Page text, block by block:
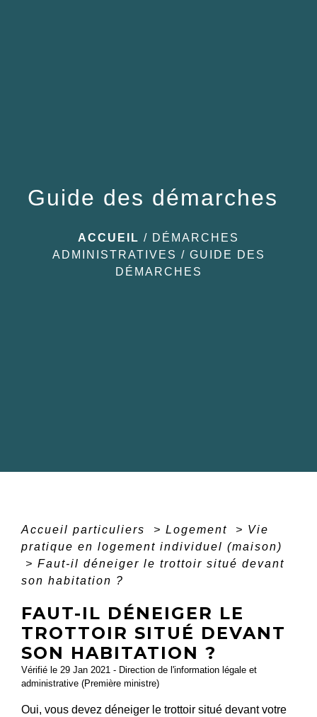
Guide des démarches
ACCUEIL / DÉMARCHES
ADMINISTRATIVES / GUIDE DES
DÉMARCHES
Accueil particuliers > Logement > Vie
pratique en logement individuel (maison)
> Faut-il déneiger le trottoir situé devant
son habitation ?
FAUT-IL DÉNEIGER LE
TROTTOIR SITUÉ DEVANT
SON HABITATION ?
Vérifié le 29 Jan 2021 - Direction de l'information légale et
administrative (Première ministre)
Oui, vous devez déneiger le trottoir situé devant votre